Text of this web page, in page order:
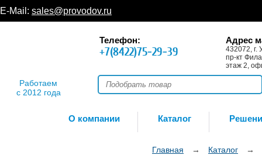
E-Mail: sales@provodov.ru
Работаем
с 2012 года
Телефон:
+7(8422)75-29-39
Адрес
432072, г.
пр-кт
этаж 2,
О компании Каталог
Главная → Каталог
→